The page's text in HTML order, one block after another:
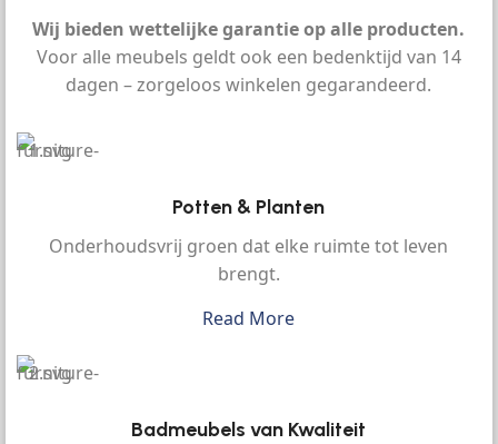
Wij bieden wettelijke garantie op alle producten.
Voor alle meubels geldt ook een bedenktijd van 14
dagen – zorgeloos winkelen gegarandeerd.
Potten & Planten
Onderhoudsvrij groen dat elke ruimte tot leven
brengt.
Read More
Badmeubels van Kwaliteit